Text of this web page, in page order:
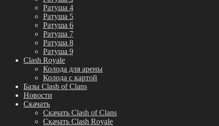
Ратуша 4
Ратуша 5
Ратуша 6
Ратуша 7
Ратуша 8
Ратуша 9
Clash Royale
Колода для арены
Колода с картой
Базы Clash of Clans
Новости
Скачать
Скачать Clash of Clans
Скачать Clash Royale